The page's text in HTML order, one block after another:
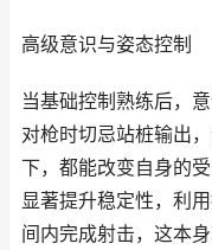
高级意识与姿态控制
当基础控制熟练后，
对枪时切忌站桩输出
下，都能改变自身的
显著提升稳定性，利
间内完成射击，这本